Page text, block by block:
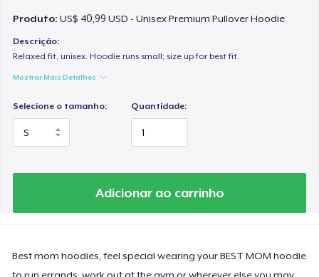
Produto:US$ 40,99 USD - Unisex Premium Pullover Hoodie
Descrição:
Relaxed fit, unisex. Hoodie runs small; size up for best fit.
Mostrar Mais Detalhes
Selecione o tamanho: Quantidade:
Adicionar ao carrinho
Best mom hoodies, feel special wearing your BEST MOM hoodie
to run errands, work out at the gym or wherever else you may